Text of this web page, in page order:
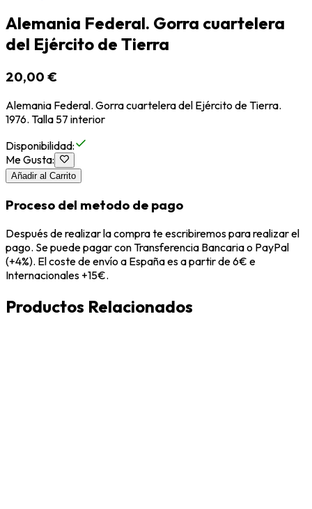
Alemania Federal. Gorra cuartelera
del Ejército de Tierra
20,00 €
Alemania Federal. Gorra cuartelera del Ejército de Tierra.
1976. Talla 57 interior
Disponibilidad:
Me Gusta:
Añadir al Carrito
Proceso del metodo de pago
Después de realizar la compra te escribiremos para realizar el
pago. Se puede pagar con Transferencia Bancaria o PayPal
(+4%). El coste de envío a España es a partir de 6€ e
Internacionales +15€.
Productos Relacionados